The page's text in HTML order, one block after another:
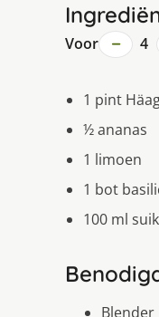
Voor − 4
1 pint
½ ananas
1 limoen
1 bot
100 ml
Blender